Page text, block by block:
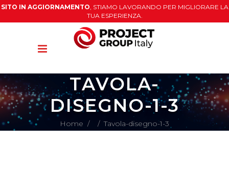
SITO IN AGGIORNAMENTO, STIAMO LAVORANDO PER MIGLIORARE LA
TUA ESPERIENZA.
TAVOLA-
DISEGNO-1-3
Home / /Tavola-disegno-1-3